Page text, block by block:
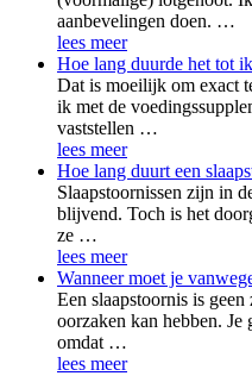
aanbevelingen doen. …
lees meer
Hoe lang duurde het tot
Dat is moeilijk om exact
ik met de
vaststellen …
lees meer
Hoe lang duurt een
Slaapstoornissen zijn in
blijvend. Toch is het
ze …
lees meer
Wanneer moet je
Een slaapstoornis is
oorzaken kan hebben.
omdat …
lees meer